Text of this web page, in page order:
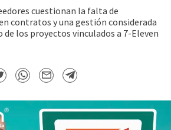
cuestionan la falta de
contratos y una gestión considerada
los proyectos vinculados a 7-Eleven